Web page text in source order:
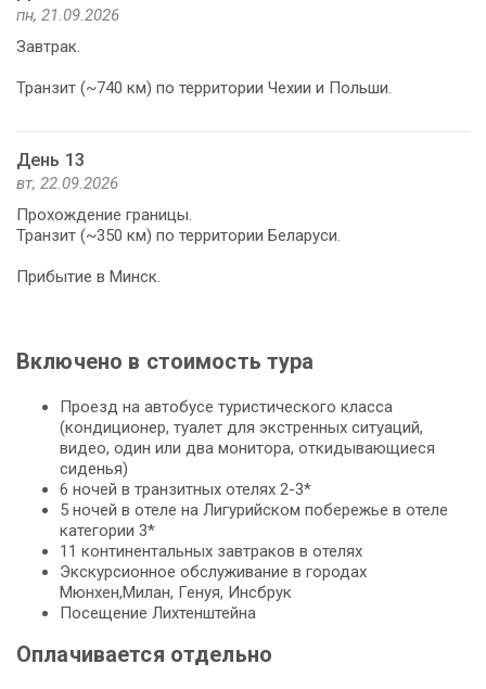
пн, 21.09.2026
Завтрак.
Транзит (~740 км) по территории Чехии и Польши.
День 13
вт, 22.09.2026
Прохождение границы.
Транзит (~350 км) по территории Беларуси.
Прибытие в Минск.
Включено в стоимость тура
Проезд на автобусе туристического класса
(кондиционер, туалет для экстренных ситуаций,
видео, один или два монитора, откидывающиеся
сиденья)
6 ночей в транзитных отелях 2-3*
5 ночей в отеле на Лигурийском побережье в отеле
категории 3*
11 континентальных завтраков в отелях
Экскурсионное обслуживание в городах
Мюнхен,Милан, Генуя, Инсбрук
Посещение Лихтенштейна
Оплачивается отдельно